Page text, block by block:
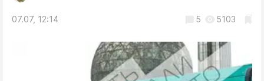
07.07, 12:14 5 5103